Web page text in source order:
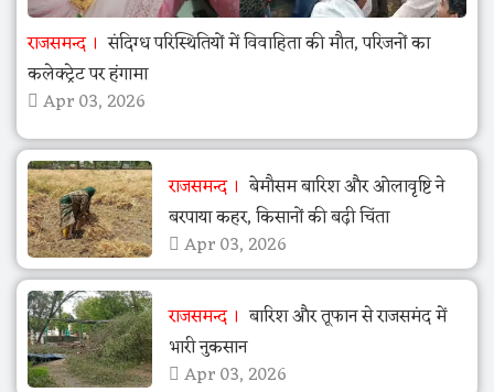
राजसमन्द
संदिग्ध परिस्थितियों में विवाहिता की मौत, परिजनों का
कलेक्ट्रेट पर हंगामा
Apr 03, 2026
राजसमन्द
बेमौसम बारिश और ओलावृष्टि ने
बरपाया कहर, किसानों की बढ़ी चिंता
Apr 03, 2026
राजसमन्द
बारिश और तूफान से राजसमंद में
भारी नुकसान
Apr 03, 2026